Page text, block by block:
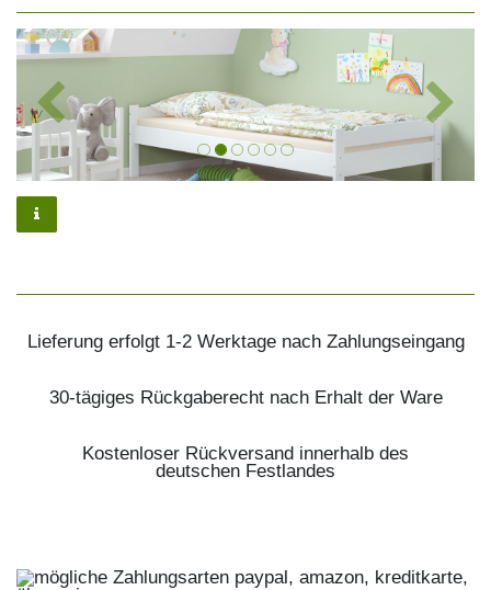
Lieferung erfolgt 1-2 Werktage nach Zahlungseingang
30-tägiges Rückgaberecht nach Erhalt der Ware
Kostenloser Rückversand innerhalb des
deutschen Festlandes